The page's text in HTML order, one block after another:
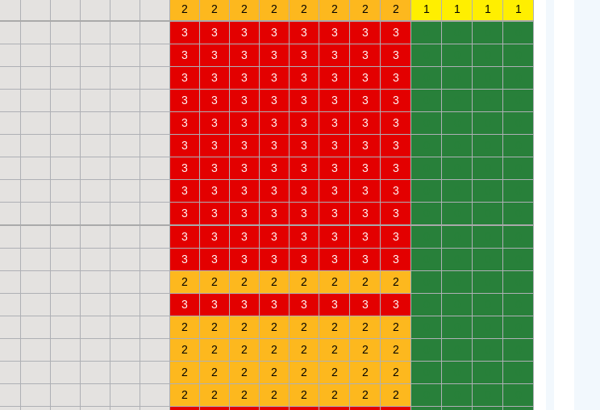
2 2 2 2 2 2 2 2 1 1 1
1
3 3 3 3 3 3 3 3
3 3 3 3 3 3 3 3
3 3 3 3 3 3 3 3
3 3 3 3 3 3 3 3
3 3 3 3 3 3 3 3
3 3 3 3 3 3 3 3
3 3 3 3 3 3 3 3
3 3 3 3 3 3 3 3
3 3 3 3 3 3 3 3
3 3 3 3 3 3 3 3
3 3 3 3 3 3 3 3
2 2 2 2 2 2 2 2
3 3 3 3 3 3 3 3
2 2 2 2 2 2 2 2
2 2 2 2 2 2 2 2
2 2 2 2 2 2 2 2
2 2 2 2 2 2 2 2